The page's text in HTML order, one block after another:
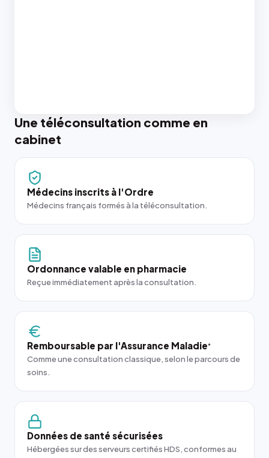
Une téléconsultation comme en
cabinet
Médecins inscrits à l'Ordre
Médecins français formés à la téléconsultation.
Ordonnance valable en pharmacie
Reçue immédiatement après la consultation.
Remboursable par l'Assurance Maladie*
Comme une consultation classique, selon le parcours de
soins.
Données de santé sécurisées
Hébergées sur des serveurs certifiés HDS, conformes au